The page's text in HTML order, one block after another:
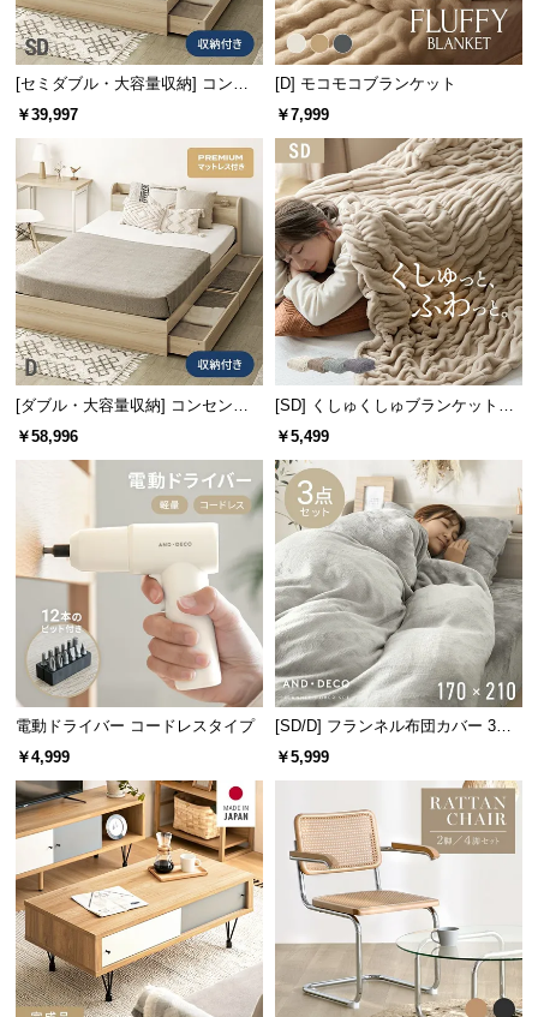
o.,
[セミダブル・大容量収納] コンセ
ント機能付きベッド マットレス付
￥39,997
[D] モコモコブランケット
￥7,999
[ダブル・大容量収納] コンセント
機能付きベッド プレミアムマット
￥58,996
[SD] くしゅくしゅブランケットフ
ランネルタイプ
￥5,499
電動ドライバー コードレスタイプ
￥4,999
[SD/D] フランネル布団カバー 3点
セット
￥5,999